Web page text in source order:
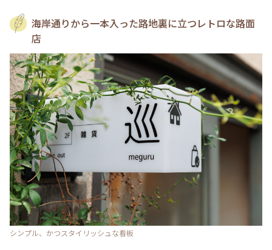
海岸通りから一本入った路地裏に立つレトロな路面
店
シンプル、かつスタイリッシュな看板